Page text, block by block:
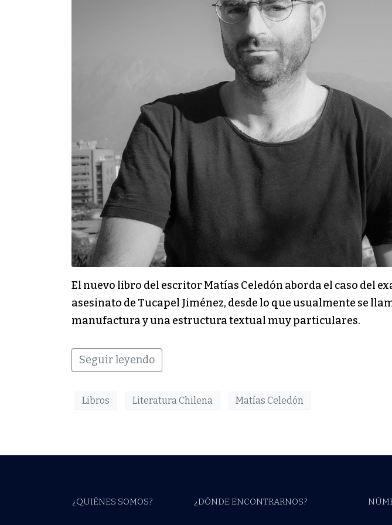
El nuevo libro del escritor Matías Celedón aborda el caso del
asesinato de Tucapel Jiménez, desde lo que usualmente se
manufactura y una estructura textual muy particulares.
Seguir leyendo
Libros Literatura Chilena Matías Celedón
¿QUIÉNES SOMOS? ¿DÓNDE ENCONTRARNOS?